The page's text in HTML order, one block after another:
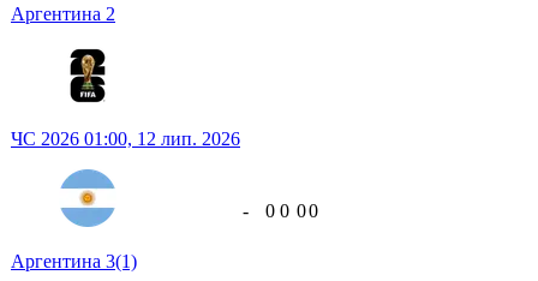
Аргентина 2
ЧС 2026 01:00, 12 лип. 2026
Аргентина 3(1)
- 0 0 00